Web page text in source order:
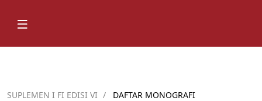
SUPLEMEN I FI EDISI VI / DAFTAR MONOGRAFI